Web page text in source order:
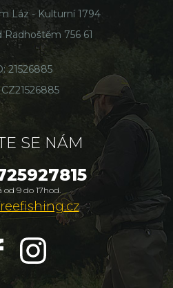
Láz - Kulturní 1794
Radhoštěm 756 61
21526885
SE NÁM
od 9 do 17hod.